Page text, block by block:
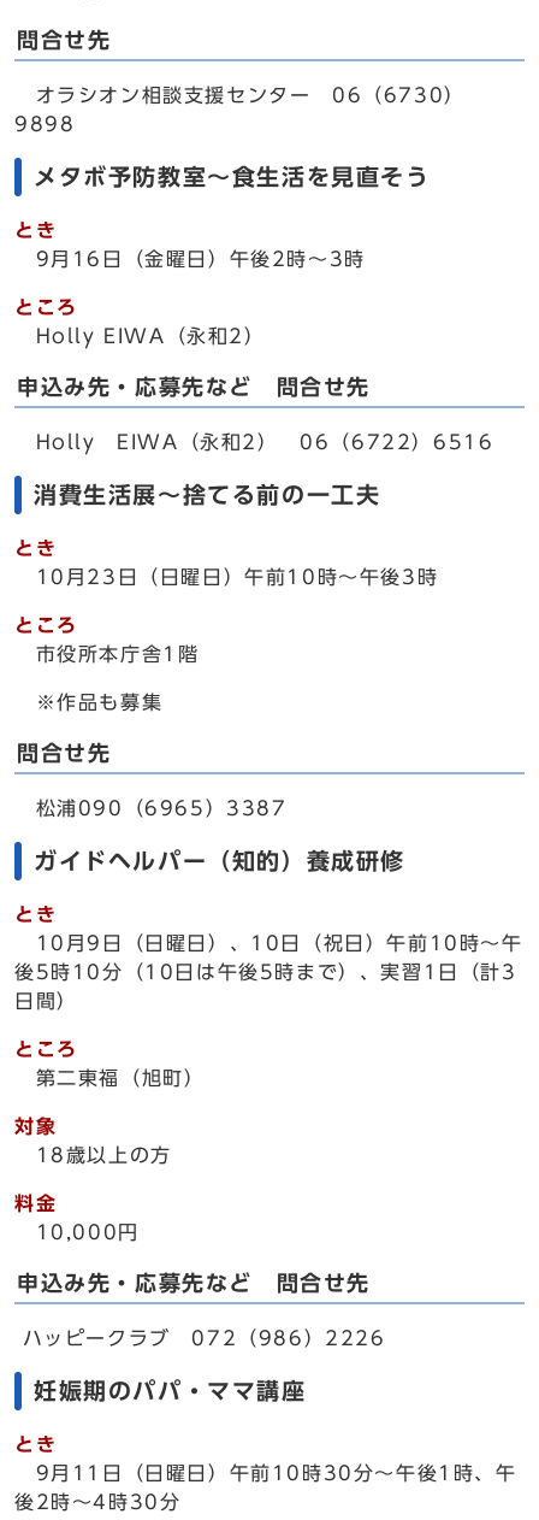
問合せ先
オラシオン相談支援センター 06（6730）
9898
メタボ予防教室～食生活を見直そう
とき
9月16日（金曜日）午後2時～3時
ところ
Holly EIWA（永和2）
申込み先・応募先など 問合せ先
Holly EIWA（永和2） 06（6722）6516
消費生活展～捨てる前の一工夫
とき
10月23日（日曜日）午前10時～午後3時
ところ
市役所本庁舎1階
※作品も募集
問合せ先
松浦090（6965）3387
ガイドヘルパー（知的）養成研修
とき
10月9日（日曜日）、10日（祝日）午前10時～午
後5時10分（10日は午後5時まで）、実習1日（計3
日間）
ところ
第二東福（旭町）
対象
18歳以上の方
料金
10,000円
申込み先・応募先など 問合せ先
ハッピークラブ 072（986）2226
妊娠期のパパ・ママ講座
とき
9月11日（日曜日）午前10時30分～午後1時、午
後2時～4時30分